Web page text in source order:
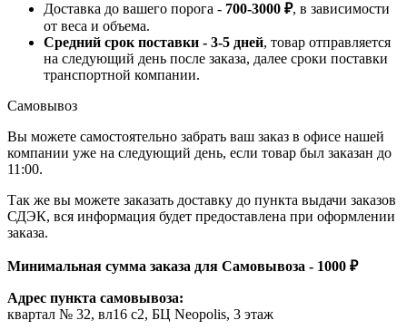
Доставка до вашего порога - 700-3000 ₽, в зависимости
от веса и объема.
Средний срок поставки - 3-5 дней, товар отправляется
на следующий день после заказа, далее сроки поставки
транспортной компании.
Самовывоз
Вы можете самостоятельно забрать ваш заказ в офисе нашей
компании уже на следующий день, если товар был заказан до
11:00.
Так же вы можете заказать доставку до пункта выдачи заказов
СДЭК, вся информация будет предоставлена при оформлении
заказа.
Минимальная сумма заказа для Самовывоза - 1000 ₽
Адрес пункта самовывоза:
квартал № 32, вл16 с2, БЦ Neopolis, 3 этаж